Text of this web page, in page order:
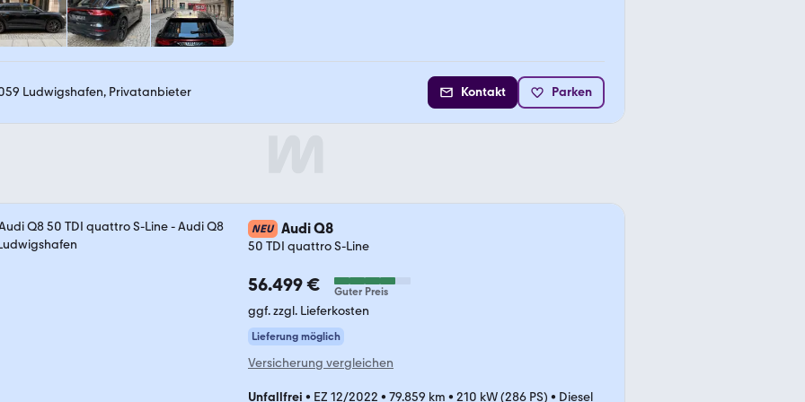
Ludwigshafen, Privatanbieter Kontakt Parken
NEU Audi Q8
50 TDI quattro S-Line
56.499 € Guter Preis
ggf. zzgl. Lieferkosten
Lieferung möglich
Versicherung vergleichen
Unfallfrei • EZ 12/2022 • 79.859 km • 210 kW (286 PS) • Diesel